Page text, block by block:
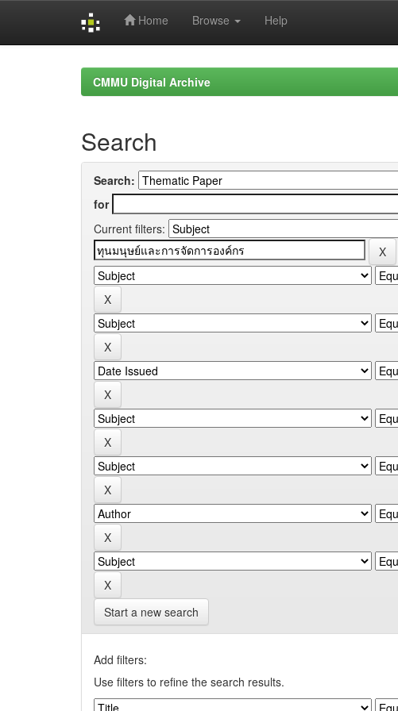
Home Browse Help
CMMU Digital Archive
Search
Search:
for
Current filters:
Start a new search
Add filters:
Use filters to refine the search results.